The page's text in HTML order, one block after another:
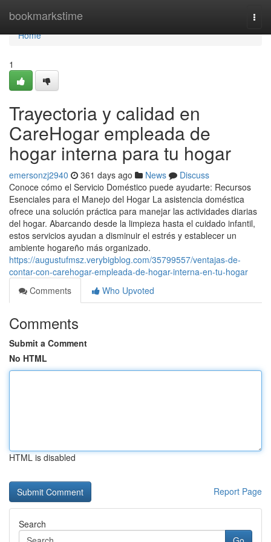
bookmarkstime
Home
Home
1
Trayectoria y calidad en
CareHogar empleada de
hogar interna para tu hogar
emersonzj2940 361 days ago News
Discuss
Conoce cómo el Servicio Doméstico puede ayudarte: Recursos
Esenciales para el Manejo del Hogar La asistencia doméstica
ofrece una solución práctica para manejar las actividades diarias
del hogar. Abarcando desde la limpieza hasta el cuidado infantil,
estos servicios ayudan a disminuir el estrés y establecer un
ambiente hogareño más organizado.
https://augustufmsz.verybigblog.com/35799557/ventajas-de-
contar-con-carehogar-empleada-de-hogar-interna-en-tu-hogar
Comments
Who Upvoted
Comments
Submit a Comment
No HTML
HTML is disabled
Report Page
Search